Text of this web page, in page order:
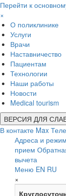
Перейти к
×
О поликлинике
Услуги
Врачи
Наставничество
Пациентам
Технологии
Наши работы
Новости
Medical tourism
ВЕРСИЯ ДЛЯ
В контакте Max
Адреса и
прием
вычета
Меню EN RU
×